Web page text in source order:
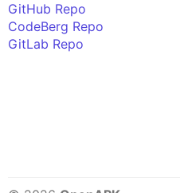
GitHub Repo
CodeBerg Repo
GitLab Repo